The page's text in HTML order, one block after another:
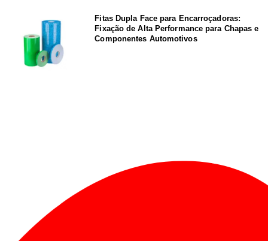
Fitas Dupla Face para Encarroçadoras:
Fixação de Alta Performance para Chapas e
Componentes Automotivos